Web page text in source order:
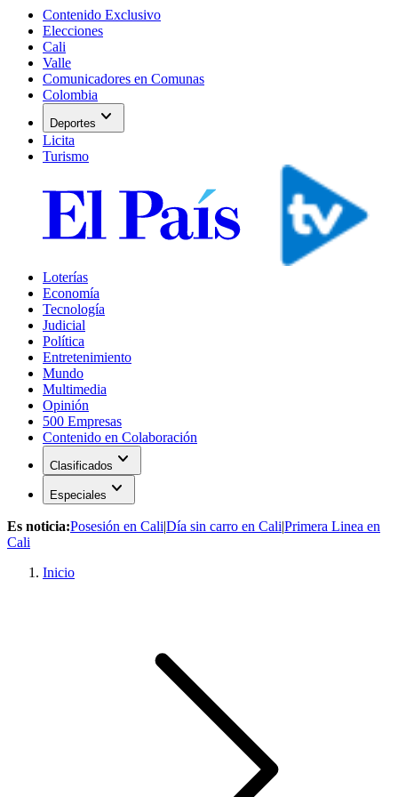
Contenido Exclusivo
Elecciones
Cali
Valle
Comunicadores en Comunas
Colombia
Deportes expand_more
Licita
Turismo
Loterías
Economía
Tecnología
Judicial
Política
Entretenimiento
Mundo
Multimedia
Opinión
500 Empresas
Contenido en Colaboración
Clasificados expand_more
Especiales expand_more
Es noticia:Posesión en Cali|Día sin carro en Cali|Primera Linea en
Cali
Inicio